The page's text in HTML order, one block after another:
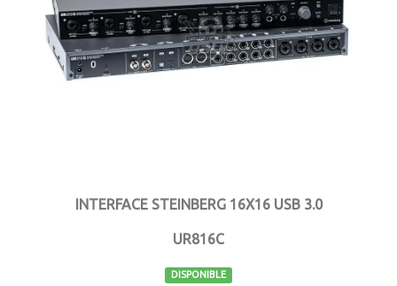
INTERFACE STEINBERG 16X16 USB 3.0
UR816C
DISPONIBLE